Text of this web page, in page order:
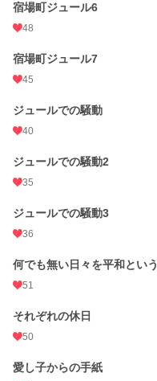
宿場町ジュール6
48
宿場町ジュール7
45
ジュールでの騒動
40
ジュールでの騒動2
35
ジュールでの騒動3
36
何でも無い日々を平和という
51
それぞれの休日
50
愛し子からの手紙